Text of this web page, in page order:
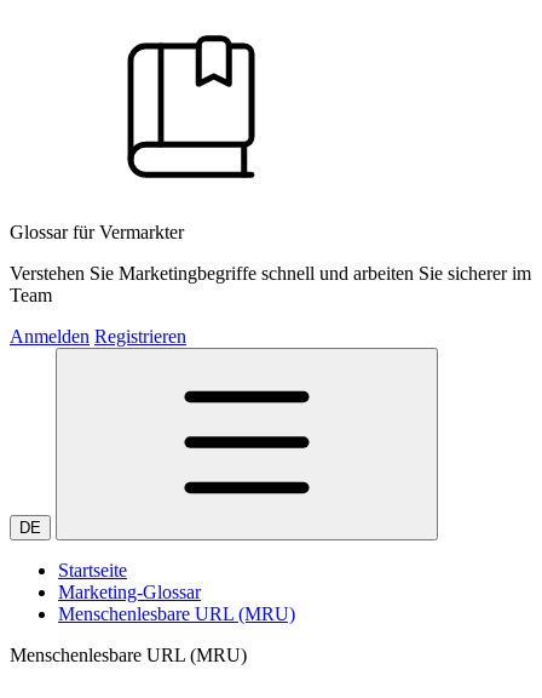
Glossar für Vermarkter
Verstehen Sie Marketingbegriffe schnell und arbeiten Sie sicherer im
Team
Anmelden Registrieren
DE
Startseite
Marketing-Glossar
Menschenlesbare URL (MRU)
Menschenlesbare URL (MRU)